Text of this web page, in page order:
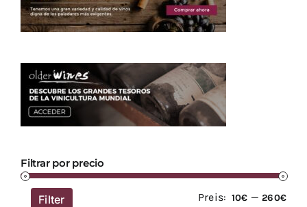
Filtrar por precio
Filter Preis: 10€ —260€